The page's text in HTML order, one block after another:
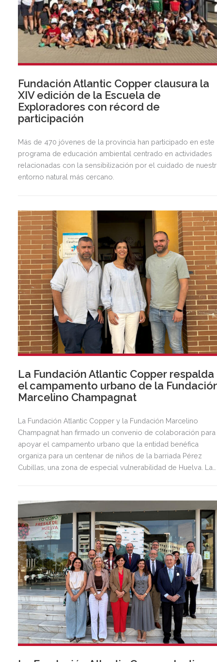
Fundación Atlantic Copper clausura la
XIV edición de la Escuela de
Exploradores con récord de
participación
Más de 470 jóvenes de la provincia han participado en este
programa de educación ambiental centrado en actividades
relacionadas con la sensibilización por el cuidado de
entorno natural más cercano.
La Fundación Atlantic Copper respalda
el campamento urbano de la
Marcelino Champagnat
La Fundación Atlantic Copper y la Fundación Marcelino
Champagnat han firmado un convenio de colaboración para
apoyar el campamento urbano que la entidad benéfica
organiza para un centenar de niños de la barriada Pérez
Cubillas, una zona de especial vulnerabilidad de Huelva. La
menores durante las vacaciones de verano, al tiempo que
facilita la conciliación familiar en estos hogares.